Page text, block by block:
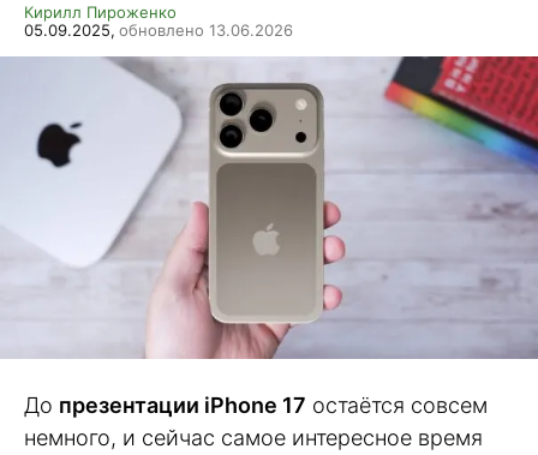
Кирилл Пироженко
05.09.2025, обновлено 13.06.2026
До презентации iPhone 17 остаётся совсем
немного, и сейчас самое интересное время